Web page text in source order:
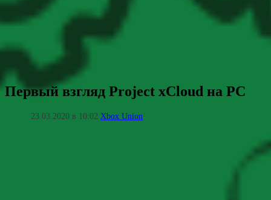
Первый взгляд Project xCloud на PC
23.03.2020 в 10:02 Xbox Union